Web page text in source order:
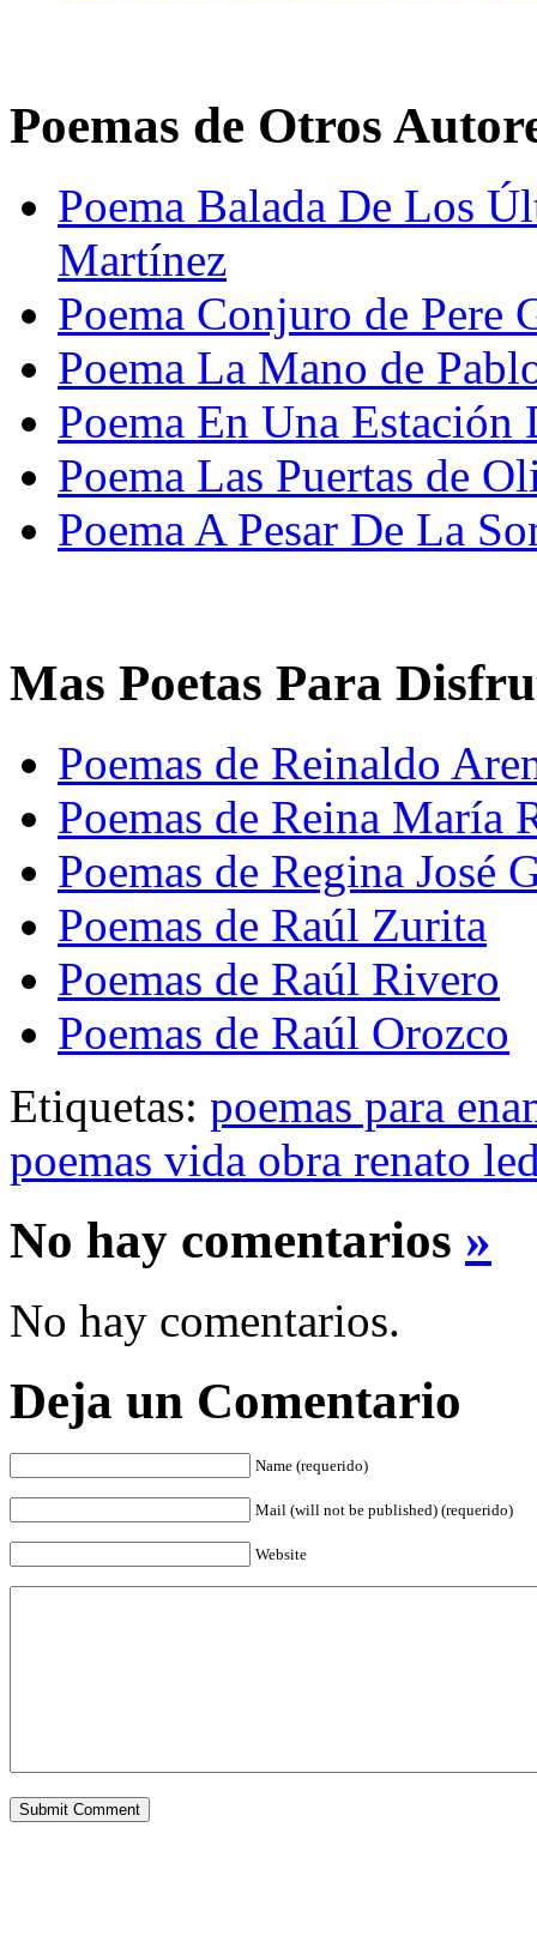
Poemas de Otros
Poema Balada De Los
Martínez
Poema Conjuro de Pere
Poema La Mano de
Poema En Una
Poema Las Puertas de
Poema A Pesar De La
Mas Poetas Para
Poemas de Reinaldo
Poemas de Reina María
Poemas de Regina José
Poemas de Raúl Zurita
Poemas de Raúl Rivero
Poemas de Raúl Orozco
Etiquetas: poemas para
poemas vida obra renato
No hay comentarios »
No hay comentarios.
Deja un Comentario
Name (requerido)
Mail (will not be published) (requerido)
Website